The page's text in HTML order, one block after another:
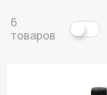
6
товаров